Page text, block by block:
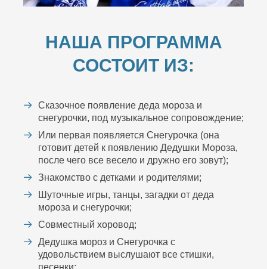
НАША ПРОГРАММА
СОСТОИТ ИЗ:
Сказочное появление деда мороза и
снегурочки, под музыкальное сопровождение;
Или первая появляется Снегурочка (она
готовит детей к появлению Дедушки Мороза,
после чего все весело и дружно его зовут);
Знакомство с детками и родителями;
Шуточные игры, танцы, загадки от деда
мороза и снегурочки;
Совместный хоровод;
Дедушка мороз и Снегурочка с
удовольствием выслушают все стишки,